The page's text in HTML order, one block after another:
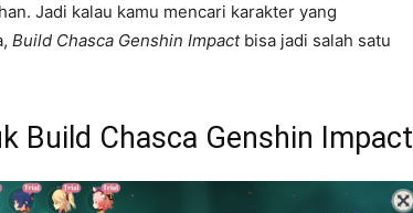
Jadi kalau kamu mencari karakter yang
Build Chasca Genshin Impactbisa jadi salah satu
Build Chasca Genshin Impact